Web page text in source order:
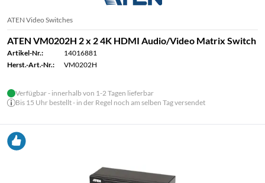
ATEN Video Switches
ATEN VM0202H 2 x 2 4K HDMI Audio/Video Matrix Switch
Artikel-Nr.:
14016881
Herst.-Art.-Nr.:
VM0202H
Verfügbar - innerhalb von 1-2 Tagen lieferbar
Bis 15 Uhr bestellt - in der Regel noch am selben Tag versendet